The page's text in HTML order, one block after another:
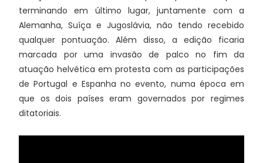
terminando em último lugar, juntamente com a
Alemanha, Suíça e Jugoslávia, não tendo recebido
qualquer pontuação. Além disso, a edição ficaria
marcada por uma invasão de palco no fim da
atuação helvética em protesta com as participações
de Portugal e Espanha no evento, numa época em
que os dois países eram governados por regimes
ditatoriais.